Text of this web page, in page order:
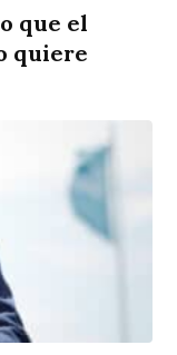
que el
quiere